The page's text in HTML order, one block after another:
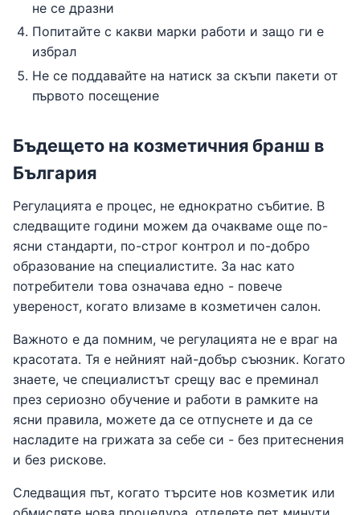
не се дразни
Попитайте с какви марки работи и защо ги е
избрал
Не се поддавайте на натиск за скъпи пакети от
първото посещение
Бъдещето на козметичния бранш в
България
Регулацията е процес, не еднократно събитие. В
следващите години можем да очакваме още по-
ясни стандарти, по-строг контрол и по-добро
образование на специалистите. За нас като
потребители това означава едно - повече
увереност, когато влизаме в козметичен салон.
Важното е да помним, че регулацията не е враг на
красотата. Тя е нейният най-добър съюзник. Когато
знаете, че специалистът срещу вас е преминал
през сериозно обучение и работи в рамките на
ясни правила, можете да се отпуснете и да се
насладите на грижата за себе си - без притеснения
и без рискове.
Следващия път, когато търсите нов козметик или